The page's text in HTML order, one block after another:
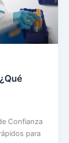
Confianza
para